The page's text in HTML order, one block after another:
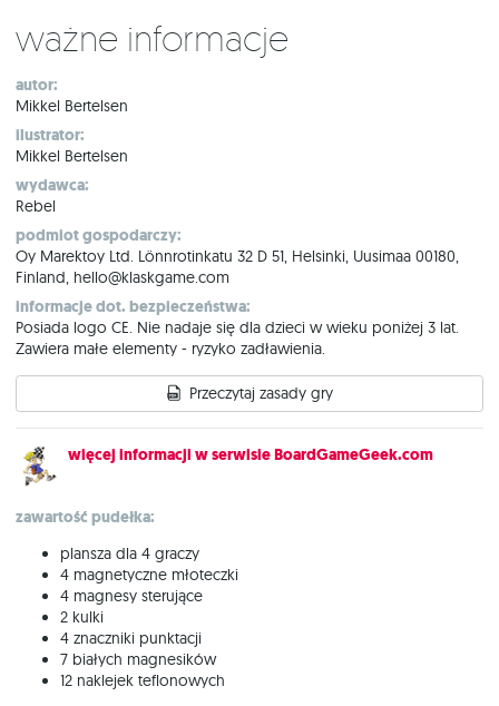
Ważne informacje
autor:
Mikkel Bertelsen
ilustrator:
Mikkel Bertelsen
wydawca:
Rebel
podmiot gospodarczy:
Oy Marektoy Ltd. Lönnrotinkatu 32 D 51, Helsinki, Uusimaa 00180,
Finland, hello@klaskgame.com
informacje dot. bezpieczeństwa:
Posiada logo CE. Nie nadaje się dla dzieci w wieku poniżej 3 lat.
Zawiera małe elementy - ryzyko zadławienia.
Przeczytaj zasady gry
więcej informacji w serwisie BoardGameGeek.com
zawartość pudełka:
plansza dla 4 graczy
4 magnetyczne młoteczki
4 magnesy sterujące
2 kulki
4 znaczniki punktacji
7 białych magnesików
12 naklejek teflonowych